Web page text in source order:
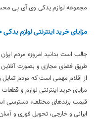
مجموعه لوازم یدکی وی آی پی
مزایای خرید اینترنتی لوازم یدکی
طریق فضای مجازی و بصورت
از اقلام مهمی است که مردم تمایل
مزایای خرید اینترنتی لوازم و
قیمت برندهای مختلف، دسترسی
ایرانی و خارجی، تحویل فوری و